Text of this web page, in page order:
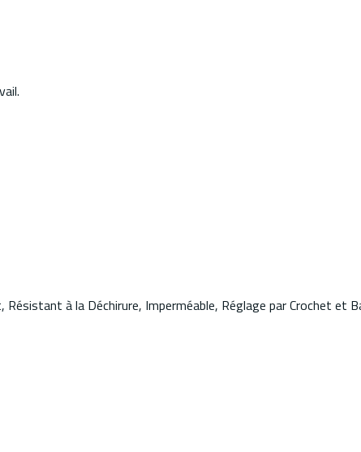
à la Déchirure, Imperméable, Réglage par Crochet et